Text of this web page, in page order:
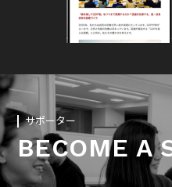
サポーター
BECOME A